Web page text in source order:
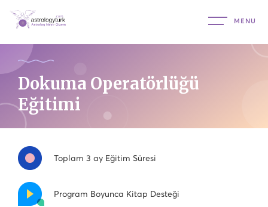
Dokuma Operatörlüğü
Eğitimi
Toplam 3 ay Eğitim Süresi
Program Boyunca Kitap Desteği